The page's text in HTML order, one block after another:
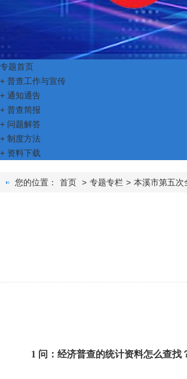
专题首页
+ 普查工作与宣传
+ 通知通告
+ 普查简报
+ 问题解答
+ 制度方法
+ 资料下载
您的位置： 首页 > 专题专栏 > 本溪市第五次
1 问：经济普查的统计资料怎么查找